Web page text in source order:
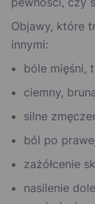
Objawy, które
innymi:
bóle mięśni,
ciemny,
silne
ból po
zażółcenie
nasilenie